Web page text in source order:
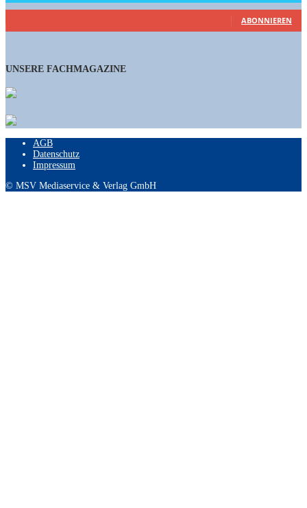
461 Abonnenten
ABONNIEREN
UNSERE FACHMAGAZINE
AGB
Datenschutz
Impressum
© MSV Mediaservice & Verlag GmbH